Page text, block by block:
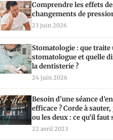
Comprendre les effets
changements de
23 juin 2026
Stomatologie : que traite
stomatologue et quelle
la dentisterie ?
24 juin 2026
Besoin d’une séance
efficace ? Corde à
ou les deux : ce qu’il faut
22 avril 2023